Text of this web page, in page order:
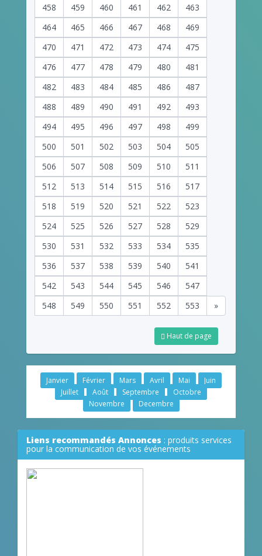
458 459 460 461 462
463
464
465 466 467 468
469
470
471 472 473 474
475
476
477 478 479 480
481
482
483 484 485 486
487
488
489 490 491 492
493
494
495 496 497 498
499
500
501 502 503 504
505
506
507 508 509 510
511
512
513 514 515 516
517
518
519 520 521 522
523
524
525 526 527 528
529
530
531 532 533 534
535
536
537 538 539 540
541
542
543 544 545 546
547
548
549 550 551 552 553 »
Haut de page
Janvier Février Mars Avril Mai
Juin
Juillet
Août Septembre
Octobre
Novembre
Decembre
Liens recommandés Annonces : produits services
pour la communication de vos événements